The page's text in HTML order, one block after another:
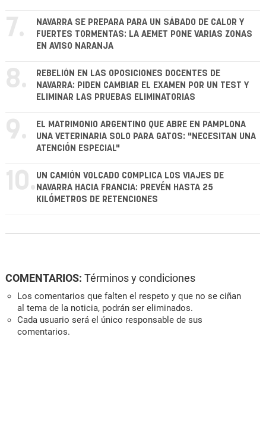
7.
NAVARRA SE PREPARA PARA UN SÁBADO DE CALOR Y
FUERTES TORMENTAS: LA AEMET PONE VARIAS ZONAS
EN AVISO NARANJA
8.
REBELIÓN EN LAS OPOSICIONES DOCENTES DE
NAVARRA: PIDEN CAMBIAR EL EXAMEN POR UN TEST Y
ELIMINAR LAS PRUEBAS ELIMINATORIAS
9.
EL MATRIMONIO ARGENTINO QUE ABRE EN PAMPLONA
UNA VETERINARIA SOLO PARA GATOS: "NECESITAN UNA
ATENCIÓN ESPECIAL"
10. UN CAMIÓN VOLCADO COMPLICA LOS VIAJES DE
NAVARRA HACIA FRANCIA: PREVÉN HASTA 25
KILÓMETROS DE RETENCIONES
COMENTARIOS: Términos y condiciones
Los comentarios que falten el respeto y que no se ciñan
al tema de la noticia, podrán ser eliminados.
Cada usuario será el único responsable de sus
comentarios.